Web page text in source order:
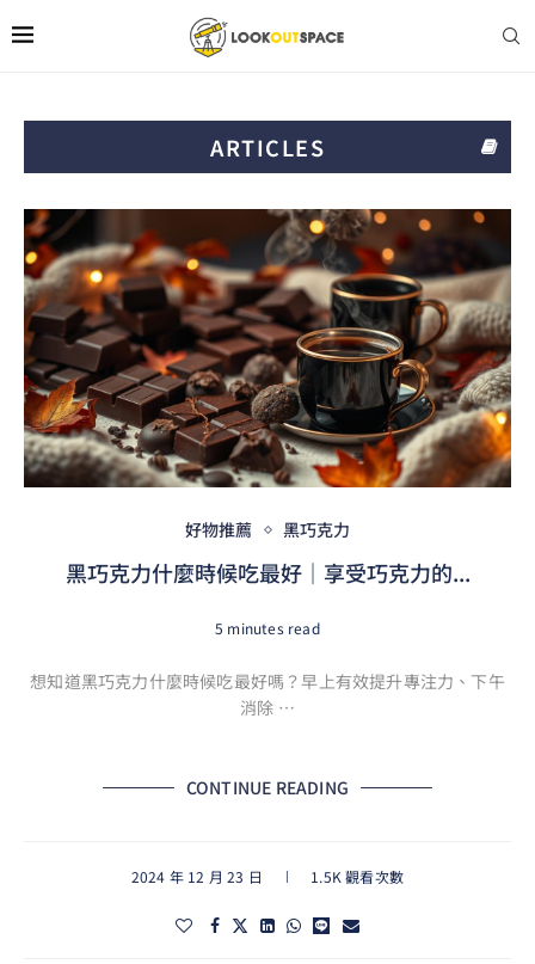
ARTICLES
好物推薦 黑巧克力
黑巧克力什麼時候吃最好｜享受巧克力的...
5 minutes read
想知道黑巧克力什麼時候吃最好嗎？早上有效提升專注力、下午
消除 …
CONTINUE READING
2024 年 12 月 23 日 1.5K 觀看次數